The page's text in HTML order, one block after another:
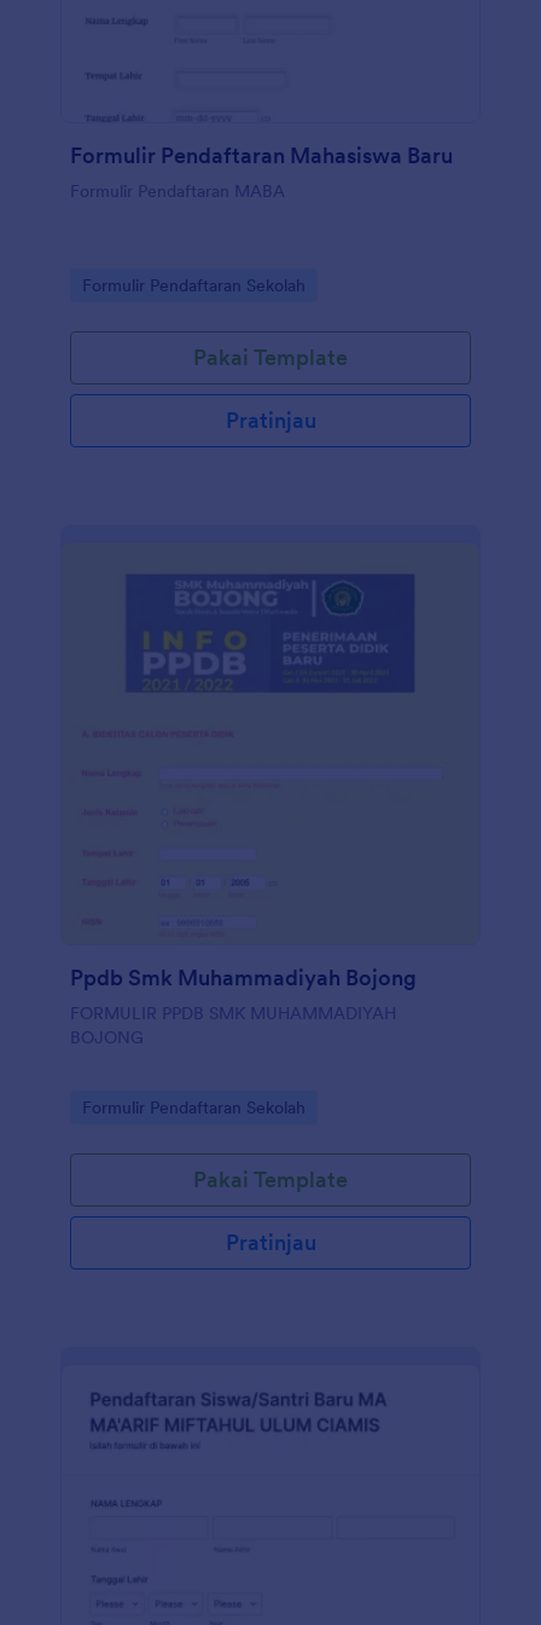
Formulir Pendaftaran Mahasiswa Baru
Formulir Pendaftaran MABA
Go to Category:
Formulir Pendaftaran Sekolah
Pakai Template
Pratinjau
Ppdb Smk Muhammadiyah Bojong
FORMULIR PPDB SMK MUHAMMADIYAH
BOJONG
Go to Category:
Formulir Pendaftaran Sekolah
Pakai Template
Pratinjau